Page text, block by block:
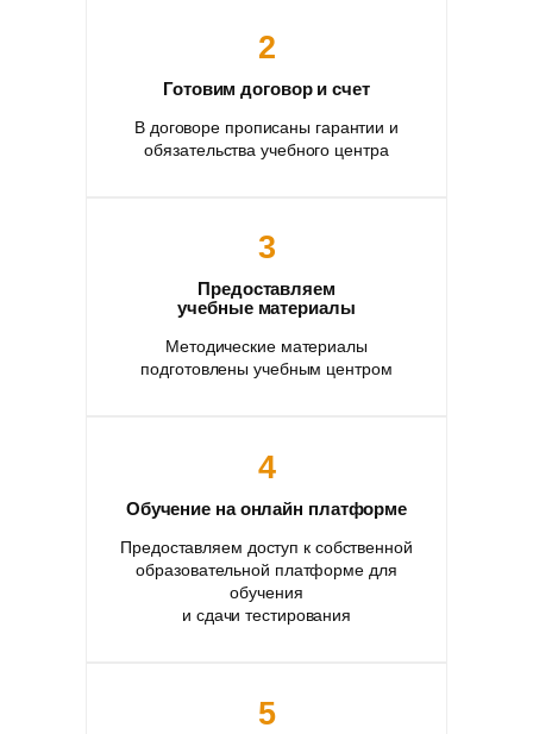
2
Готовим договор и счет
В договоре прописаны гарантии и
обязательства учебного центра
3
Предоставляем
учебные материалы
Методические материалы
подготовлены учебным центром
4
Обучение на онлайн платформе
Предоставляем доступ к собственной
образовательной платформе для
обучения
и сдачи тестирования
5